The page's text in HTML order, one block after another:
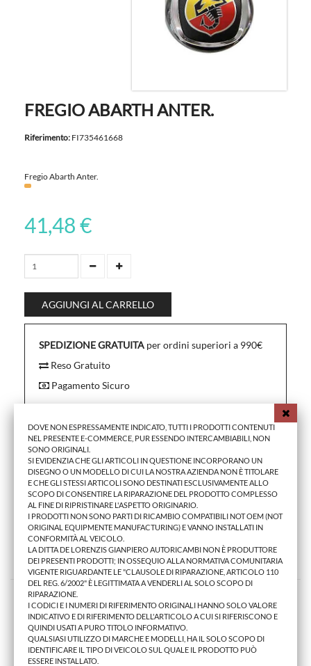
FREGIO ABARTH ANTER.
Riferimento: FI735461668
Fregio Abarth Anter.
41,48 €
AGGIUNGI AL CARRELLO
SPEDIZIONE GRATUITA per ordini superiori a 990€
Reso Gratuito
Pagamento Sicuro
MORE INFO
FREGIO, STEMMA, EMBLEMA ANTERIORE
PRODOTTI CORRELATI
DOVE NON ESPRESSAMENTE INDICATO, TUTTI I PRODOTTI CONTENUTI
NEL PRESENTE E-COMMERCE, PUR ESSENDO INTERCAMBIABILI, NON
SONO ORIGINALI.
SI EVIDENZIA CHE GLI ARTICOLI IN QUESTIONE INCORPORANO UN
DISEGNO O UN MODELLO DI CUI LA NOSTRA AZIENDA NON È TITOLARE
E CHE GLI STESSI ARTICOLI SONO DESTINATI ESCLUSIVAMENTE ALLO
SCOPO DI CONSENTIRE LA RIPARAZIONE DEL PRODOTTO COMPLESSO
AL FINE DI RIPRISTINARE L'ASPETTO ORIGINARIO.
I PRODOTTI NON SONO PARTI DI RICAMBIO COMPATIBILI NOT OEM (NOT
ORIGINAL EQUIPMENTE MANUFACTURING) E VANNO INSTALLATI IN
CONFORMITÀ AL VEICOLO.
LA DITTA DE LORENZIS GIANPIERO AUTORICAMBI NON È PRODUTTORE
DEI PRESENTI PRODOTTI; IN OSSEQUIO ALLA NORMATIVA COMUNITARIA
VIGENTE RIGUARDANTE LE "CLAUSOLE DI RIPARAZIONE, ARTICOLO 110
DEL REG. 6/2002" È LEGITTIMATA A VENDERLI AL SOLO SCOPO DI
RIPARAZIONE.
I CODICI E I NUMERI DI RIFERIMENTO ORIGINALI HANNO SOLO VALORE
INDICATIVO E DI RIFERIMENTO DELL'ARTICOLO A CUI SI RIFERISCONO E
QUINDI USATI A PURO TITOLO INFORMATIVO.
QUALSIASI UTILIZZO DI MARCHE E MODELLI, HA IL SOLO SCOPO DI
IDENTIFICARE IL TIPO DI VEICOLO SUL QUALE IL PRODOTTO PUÒ
ESSERE INSTALLATO.